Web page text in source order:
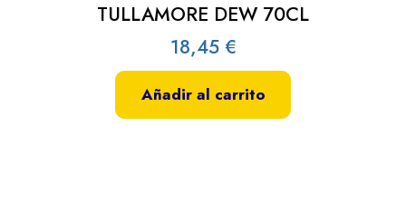
TULLAMORE DEW 70CL
18,45 €
Añadir al carrito